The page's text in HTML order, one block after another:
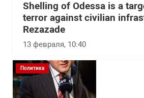
Shelling of Odessa is a
terror against civilian
Rezazade
13 февраля, 10:40
Политика